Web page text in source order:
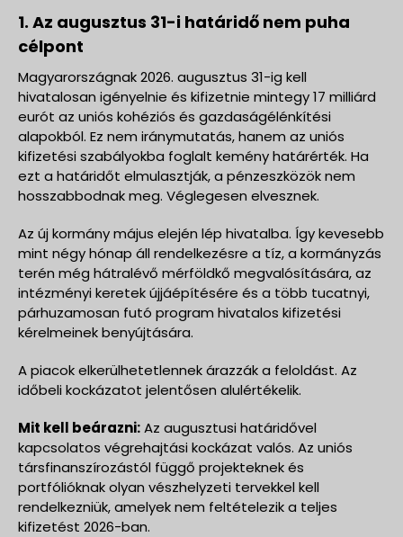
1. Az augusztus 31-i határidő nem puha
célpont
Magyarországnak 2026. augusztus 31-ig kell
hivatalosan igényelnie és kifizetnie mintegy 17 milliárd
eurót az uniós kohéziós és gazdaságélénkítési
alapokból. Ez nem iránymutatás, hanem az uniós
kifizetési szabályokba foglalt kemény határérték. Ha
ezt a határidőt elmulasztják, a pénzeszközök nem
hosszabbodnak meg. Véglegesen elvesznek.
Az új kormány május elején lép hivatalba. Így kevesebb
mint négy hónap áll rendelkezésre a tíz, a kormányzás
terén még hátralévő mérföldkő megvalósítására, az
intézményi keretek újjáépítésére és a több tucatnyi,
párhuzamosan futó program hivatalos kifizetési
kérelmeinek benyújtására.
A piacok elkerülhetetlennek árazzák a feloldást. Az
időbeli kockázatot jelentősen alulértékelik.
Mit kell beárazni:Az augusztusi határidővel
kapcsolatos végrehajtási kockázat valós. Az uniós
társfinanszírozástól függő projekteknek és
portfólióknak olyan vészhelyzeti tervekkel kell
rendelkezniük, amelyek nem feltételezik a teljes
kifizetést 2026-ban.